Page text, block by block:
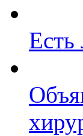
Есть